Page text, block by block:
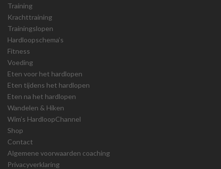
Training
Krachttraining
Trainingslopen
Hardloopschema’s
Fitness
Voeding
Eten voor het hardlopen
Eten tijdens het hardlopen
Eten na het hardlopen
Wandelen & Hiken
Wim’s HardloopChannel
Shop
Contact
Algemene voorwaarden coaching
Privacyverklaring